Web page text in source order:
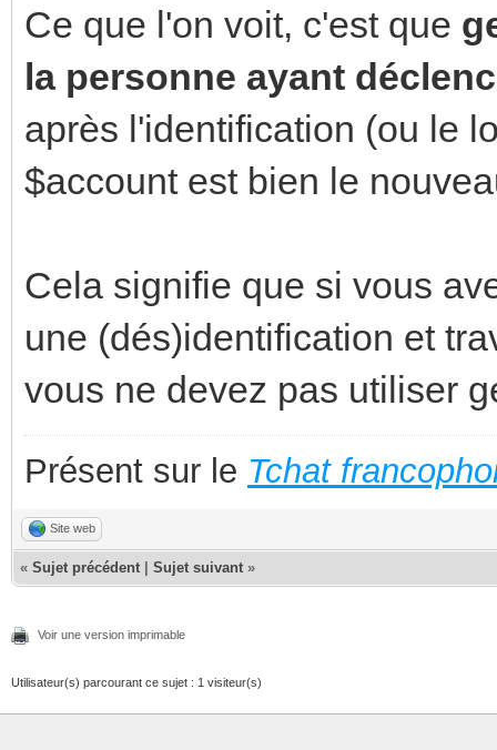
[10:56]
their account toto
[10:56] *** account
[10:56] ***
Ce que l'on voit, c'est que
la personne ayant
après l'identification (ou le
$account est bien le
Cela signifie que si vous
une (dés)identification et
vous ne devez pas utiliser
Présent sur le Tchat
Site web
« Sujet précédent Sujet suivant »
Voir une version imprimable
Utilisateur(s) parcourant ce sujet : 1 visiteur(s)